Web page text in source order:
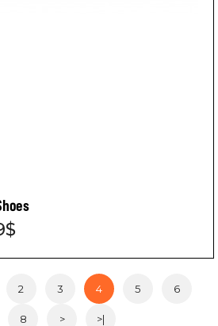
2 3 4 5 6
8 > >|